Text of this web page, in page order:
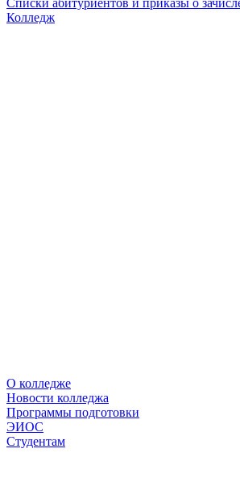
Списки абитуриентов и приказы о
Колледж
О колледже
Новости колледжа
Программы подготовки
ЭИОС
Студентам